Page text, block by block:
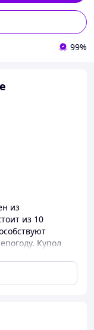
99%
из
из 10
Купол
ручкой, которая
даже при